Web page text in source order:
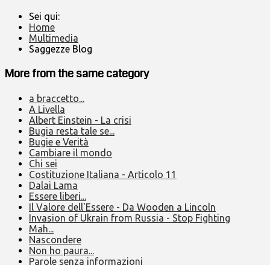
Sei qui:
Home
Multimedia
Saggezze Blog
More from the same category
a braccetto...
A Livella
Albert Einstein - La crisi
Bugia resta tale se...
Bugie e Verità
Cambiare il mondo
Chi sei
Costituzione Italiana - Articolo 11
Dalai Lama
Essere liberi...
Il Valore dell'Essere - Da Wooden a Lincoln
Invasion of Ukrain from Russia - Stop Fighting
Mah...
Nascondere
Non ho paura...
Parole senza informazioni